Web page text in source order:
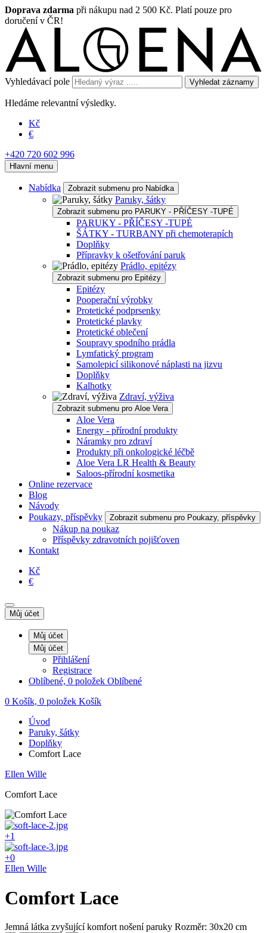
Doprava zdarma při nákupu nad 2 500 Kč. Platí pouze pro
doručení v ČR!
Vyhledávací pole Vyhledat záznamy
Hledáme relevantní výsledky.
Kč
€
+420 720 602 996
Hlavní menu
Nabídka Zobrazit submenu pro Nabídka
Paruky, šátky
Zobrazit submenu pro PARUKY - PŘÍČESY -TUPÉ
PARUKY - PŘÍČESY -TUPÉ
ŠÁTKY - TURBANY při chemoterapích
Doplňky
Přípravky k ošetřování paruk
Prádlo, epitézy
Zobrazit submenu pro Epitézy
Epitézy
Pooperační výrobky
Protetické podprsenky
Protetické plavky
Protetické oblečení
Soupravy spodního prádla
Lymfatický program
Samolepicí silikonové náplasti na jizvu
Doplňky
Kalhotky
Zdraví, výživa
Zobrazit submenu pro Aloe Vera
Aloe Vera
Energy - přírodní produkty
Náramky pro zdraví
Produkty při onkologické léčbě
Aloe Vera LR Health & Beauty
Saloos-přírodní kosmetika
Online rezervace
Blog
Návody
Poukazy, příspěvky
Zobrazit submenu pro Poukazy, příspěvky
Nákup na poukaz
Příspěvky zdravotních pojišťoven
Kontakt
Kč
€
Můj účet
Můj účet
Můj účet
Přihlášení
Registrace
Oblíbené, 0 položek Oblíbené
0 Košík, 0 položek Košík
Úvod
Paruky, šátky
Doplňky
Comfort Lace
Ellen Wille
Comfort Lace
+1
+0
Ellen Wille
Comfort Lace
Jemná látka zvyšující komfort nošení paruky Rozměr: 30x20 cm